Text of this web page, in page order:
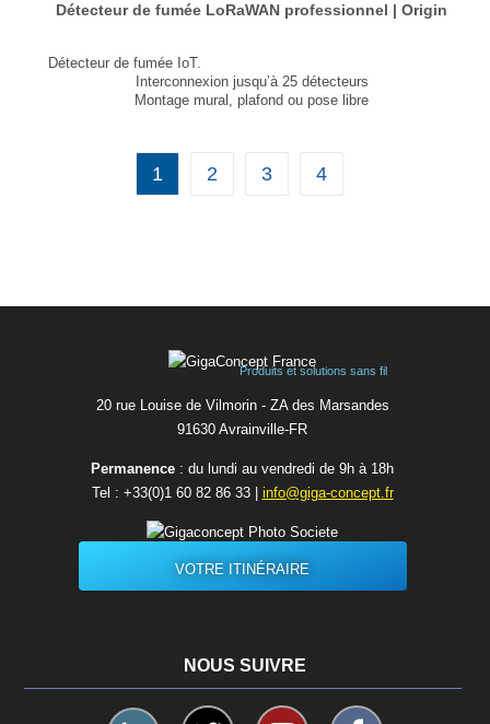
Détecteur de fumée LoRaWAN professionnel | Origin
Détecteur de fumée IoT.
Interconnexion jusqu’à 25 détecteurs
Montage mural, plafond ou pose libre
1 2 3 4
Produits et solutions sans fil
20 rue Louise de Vilmorin - ZA des Marsandes
91630 Avrainvilleㅤ-ㅤFR
Permanence : du lundi au vendredi de 9h à 18h
Tel : +33(0)1 60 82 86 33| info@giga-concept.fr
VOTRE ITINÉRAIRE
NOUS SUIVRE